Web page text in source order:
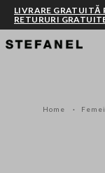
MERGI LA
LIVRARE GRATUITĂ
RETURURI
Home